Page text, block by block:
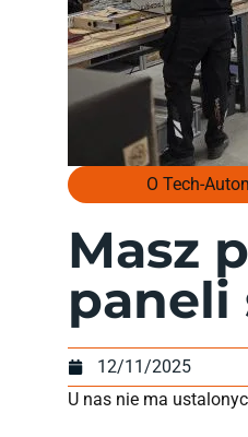
O Tech-
Masz
paneli
12/11/2025
U nas nie ma